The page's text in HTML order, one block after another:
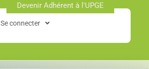
Devenir Adhérent à l'UPGE​
Se connecter